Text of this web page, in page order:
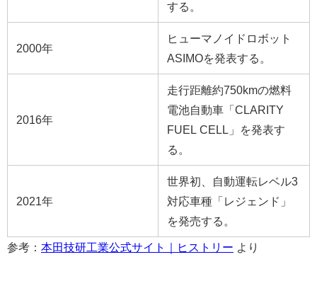
する。
2000年
ヒューマノイドロボット
ASIMOを発表する。
2016年
走行距離約750kmの燃料
電池自動車「CLARITY
FUEL CELL」を発表す
る。
2021年
世界初、自動運転レベル3
対応車種「レジェンド」
を発売する。
参考： 本田技研工業公式サイト｜ヒストリー より